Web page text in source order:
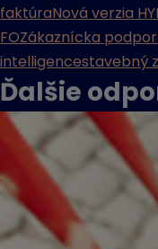
faktúraNová verzia
FOZákaznícka
intelligencestavebný
Ďalšie